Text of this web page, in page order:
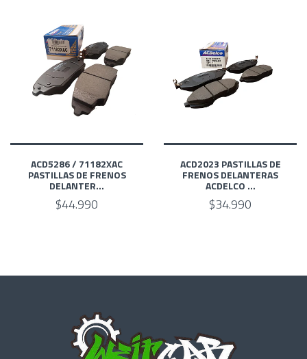
ACD5286 / 71182XAC
PASTILLAS DE FRENOS
DELANTER...
$44.990
ACD2023 PASTILLAS DE
FRENOS DELANTERAS
ACDELCO ...
$34.990